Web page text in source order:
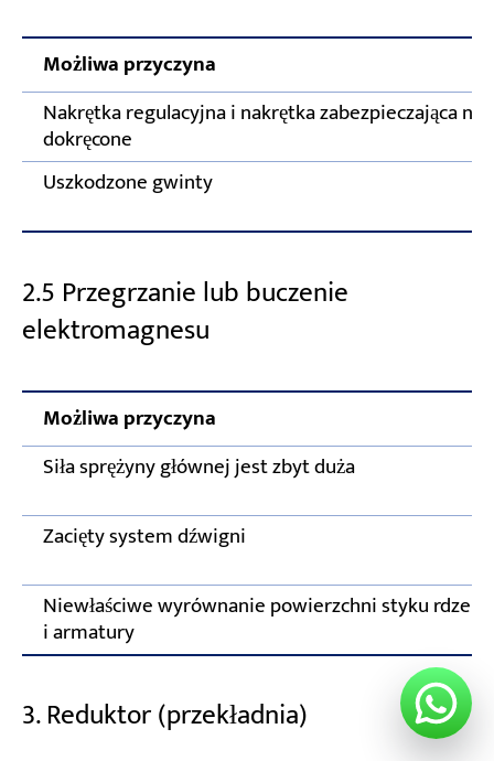
Możliwa przyczyna
Nakrętka regulacyjna i nakrętka zabezpieczająca nie
dokręcone
Uszkodzone gwinty
2.5 Przegrzanie lub buczenie
elektromagnesu
Możliwa przyczyna
Siła sprężyny głównej jest zbyt duża
Zacięty system dźwigni
Niewłaściwe wyrównanie powierzchni styku
i armatury
3. Reduktor (przekładnia)